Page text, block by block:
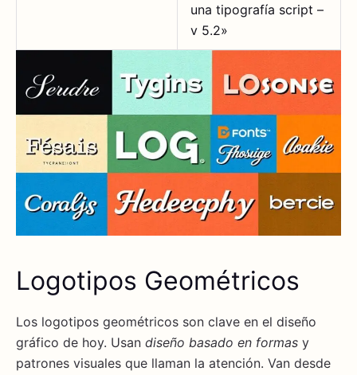
una tipografía script –
v 5.2»
Logotipos Geométricos
Los logotipos geométricos son clave en el diseño
gráfico de hoy. Usan diseño basado en formas y
patrones visuales que llaman la atención. Van desde